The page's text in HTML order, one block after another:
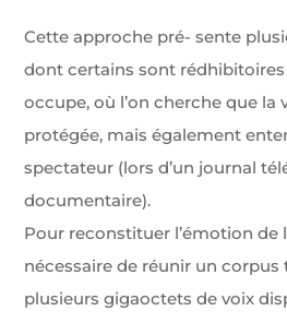
Cette approche pré- sente
dont certains sont
occupe, où l’on cherche que
protégée, mais également
spectateur (lors d’un journal
documentaire).
Pour reconstituer l’émotion de
nécessaire de réunir un
plusieurs gigaoctets de voix